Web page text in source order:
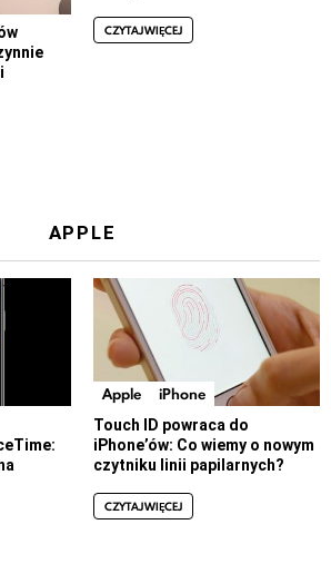
CZYTAJ WIĘCEJ
APPLE
Apple iPhone
Touch ID powraca do
iPhone’ów: Co wiemy o nowym
czytniku linii papilarnych?
CZYTAJ WIĘCEJ